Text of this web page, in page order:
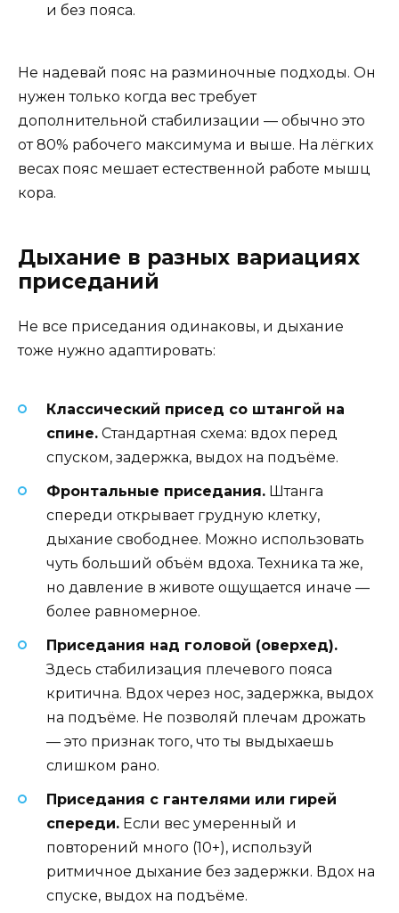
и без пояса.
Не надевай пояс на разминочные подходы. Он
нужен только когда вес требует
дополнительной стабилизации — обычно это
от 80% рабочего максимума и выше. На лёгких
весах пояс мешает естественной работе мышц
кора.
Дыхание в разных вариациях
приседаний
Не все приседания одинаковы, и дыхание
тоже нужно адаптировать:
Классический присед со штангой на
спине. Стандартная схема: вдох перед
спуском, задержка, выдох на подъёме.
Фронтальные приседания. Штанга
спереди открывает грудную клетку,
дыхание свободнее. Можно использовать
чуть больший объём вдоха. Техника та же,
но давление в животе ощущается иначе —
более равномерное.
Приседания над головой (оверхед).
Здесь стабилизация плечевого пояса
критична. Вдох через нос, задержка, выдох
на подъёме. Не позволяй плечам дрожать
— это признак того, что ты выдыхаешь
слишком рано.
Приседания с гантелями или гирей
спереди. Если вес умеренный и
повторений много (10+), используй
ритмичное дыхание без задержки. Вдох на
спуске, выдох на подъёме.